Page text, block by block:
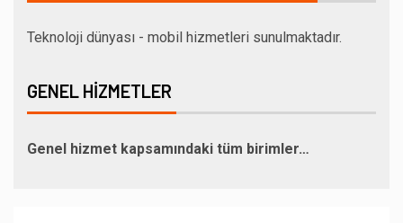
Teknoloji dünyası - mobil hizmetleri sunulmaktadır.
GENEL HIZMETLER
Genel hizmet kapsamındaki tüm birimler…